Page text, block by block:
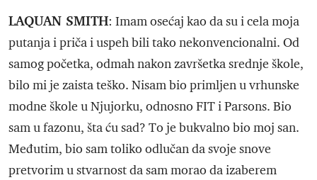
LAQUAN SMITH: Imam osećaj kao da su i cela moja
putanja i priča i uspeh bili tako nekonvencionalni. Od
samog početka, odmah nakon završetka srednje škole,
bilo mi je zaista teško. Nisam bio primljen u vrhunske
modne škole u Njujorku, odnosno FIT i Parsons. Bio
sam u fazonu, šta ću sad? To je bukvalno bio moj san.
Međutim, bio sam toliko odlučan da svoje snove
pretvorim u stvarnost da sam morao da izaberem